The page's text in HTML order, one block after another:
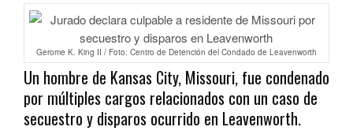
Gerome K. King II / Foto: Centro de Detención del Condado de Leavenworth
Un hombre de Kansas City, Missouri, fue condenado
por múltiples cargos relacionados con un caso de
secuestro y disparos ocurrido en Leavenworth.